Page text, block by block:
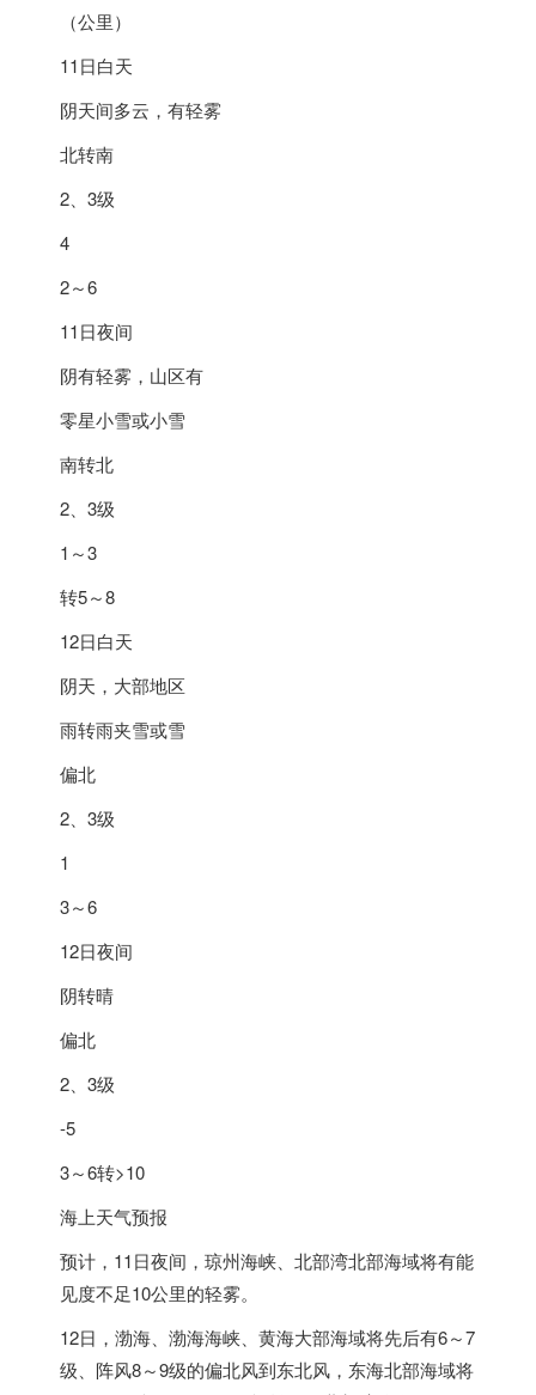
（公里）
11日白天
阴天间多云，有轻雾
北转南
2、3级
4
2～6
11日夜间
阴有轻雾，山区有
零星小雪或小雪
南转北
2、3级
1～3
转5～8
12日白天
阴天，大部地区
雨转雨夹雪或雪
偏北
2、3级
1
3～6
12日夜间
阴转晴
偏北
2、3级
-5
3～6转>10
海上天气预报
预计，11日夜间，琼州海峡、北部湾北部海域将有能
见度不足10公里的轻雾。
12日，渤海、渤海海峡、黄海大部海域将先后有6～7
级、阵风8～9级的偏北风到东北风，东海北部海域将